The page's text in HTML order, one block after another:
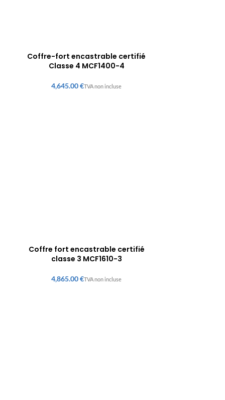
Coffre-fort encastrable certifié
Classe 4 MCF1400-4
€
Coffre fort encastrable certifié
classe 3 MCF1610-3
€